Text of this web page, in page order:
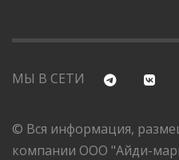
МЫ В СЕТИ
© Вся информация,
компании ООО "Айди-